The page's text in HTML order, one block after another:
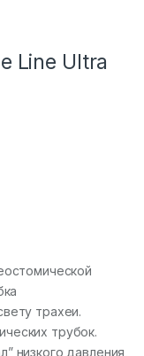
Line Ultra
трахеи.
трубок.
низкого давления,